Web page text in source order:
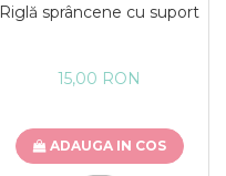
Riglă sprâncene cu suport
15,00 RON
ADAUGA IN COS